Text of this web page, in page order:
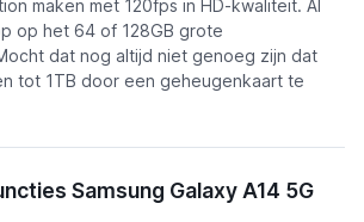
maken met 120fps in HD-kwaliteit. Al
op het 64 of 128GB grote
dat nog altijd niet genoeg zijn dat
tot 1TB door een geheugenkaart te
Samsung Galaxy A14 5G